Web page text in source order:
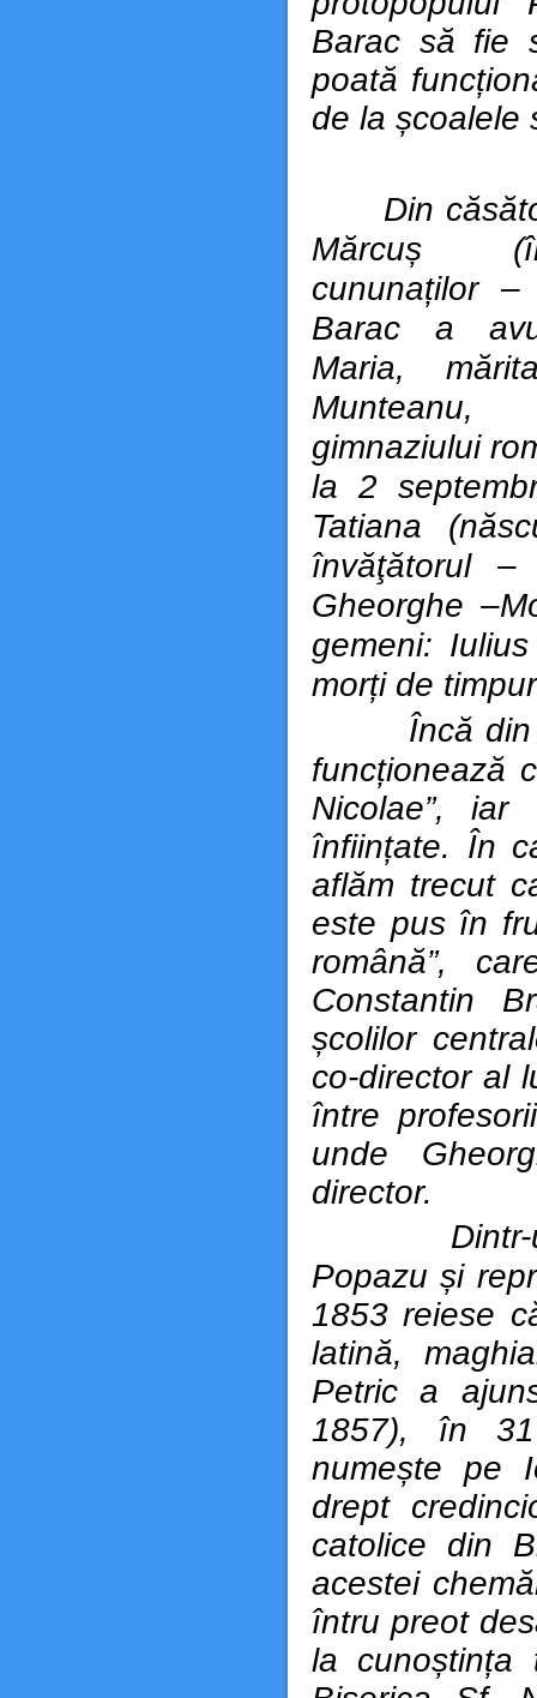
Barac să fie
poată
de la
Din
Mărcuș
cununaților
Barac a
Maria,
gimnaziului
la 2
Tatiana
învăţătorul –
Gheorghe
gemeni:
morți de
Încă din
funcționează
Nicolae”,
înființate. În
aflăm trecut
este pus în
română”,
Constantin
școlilor
co-director al
între
unde
director.
Dintr-un
Popazu și
1853 reiese
latină,
Petric a
1857), în
numește pe
drept
catolice din
acestei
întru preot
la cunoștința